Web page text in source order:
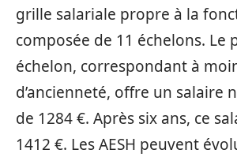
grille salariale propre à la
composée de 11 échelons. Le
échelon, correspondant à
d’ancienneté, offre un salaire
de 1284 €. Après six ans, ce
1412 €. Les AESH peuvent